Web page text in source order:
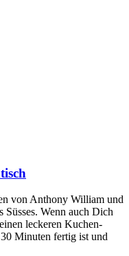
von Antho­ny Wil­liam und
Süs­ses. Wenn auch Dich
lecke­ren Kuchen-
Minu­ten fer­tig ist und